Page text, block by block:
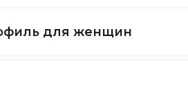
для женщин